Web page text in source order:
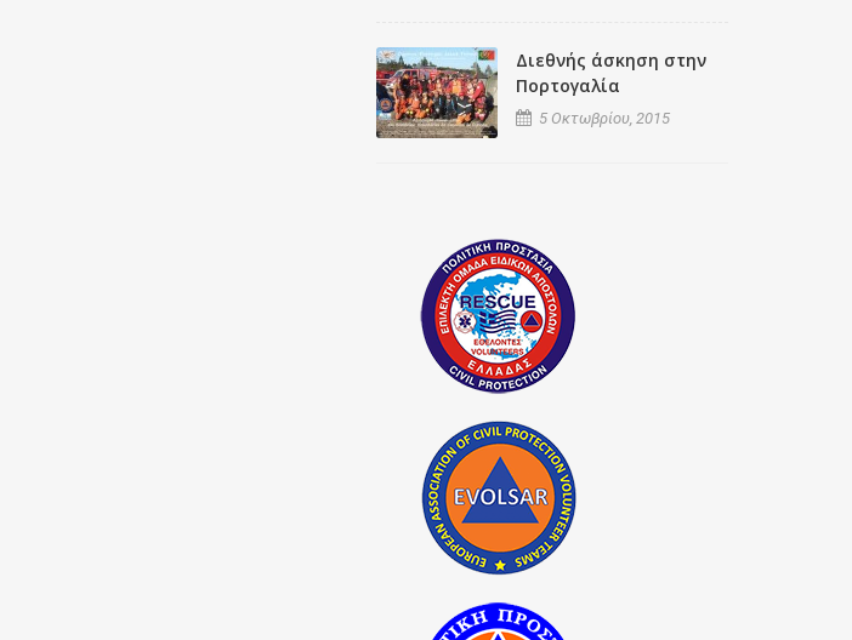
Διεθνής άσκηση στην
Πορτογαλία
5 Οκτωβρίου, 2015